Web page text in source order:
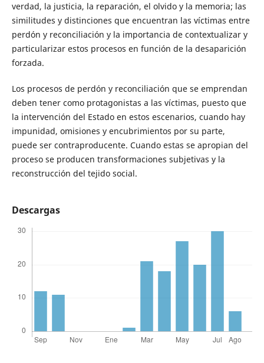
verdad, la justicia, la reparación, el olvido y la memoria; las
similitudes y distinciones que encuentran las víctimas entre
perdón y reconciliación y la importancia de contextualizar y
particularizar estos procesos en función de la desaparición
forzada.
Los procesos de perdón y reconciliación que se emprendan
deben tener como protagonistas a las víctimas, puesto que
la intervención del Estado en estos escenarios, cuando hay
impunidad, omisiones y encubrimientos por su parte,
puede ser contraproducente. Cuando estas se apropian del
proceso se producen transformaciones subjetivas y la
reconstrucción del tejido social.
Descargas